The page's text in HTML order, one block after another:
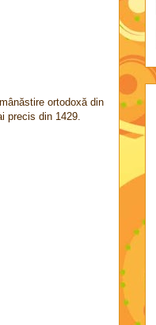
ortodoxă din
precis din 1429.